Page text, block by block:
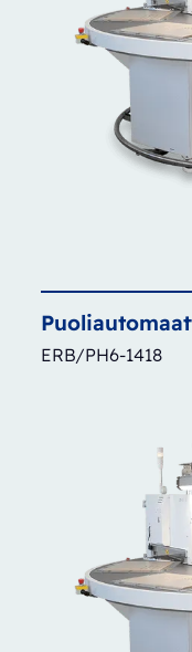
ERB/PH6-1418